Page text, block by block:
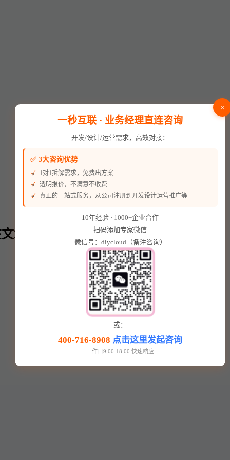
章内⬇️
×
一秒互联 · 业务经理直连咨询
开发/设计/运营需求，高效对接：
✅ 3大咨询优势
1对1拆解需求，免费出方案
透明报价，不满意不收费
真正的一站式服务，从公司注册到开发设计运营推广等
10年经验 · 1000+企业合作
扫码添加专家微信
微信号：diycloud（备注咨询）
或：
400-716-8908 点击这里发起咨询
工作日9:00-18:00 快速响应